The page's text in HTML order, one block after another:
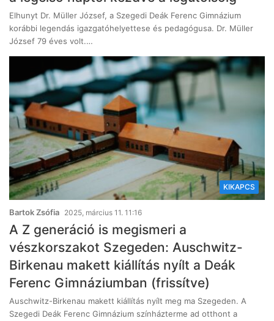
Elhunyt Dr. Müller József, a Szegedi Deák Ferenc Gimnázium
korábbi legendás igazgatóhelyettese és pedagógusa. Dr. Müller
József 79 éves volt.…
KIKAPCS
Bartok Zsófia 2025, március 11. 11:16
A Z generáció is megismeri a
vészkorszakot Szegeden: Auschwitz-
Birkenau makett kiállítás nyílt a Deák
Ferenc Gimnáziumban (frissítve)
Auschwitz-Birkenau makett kiállítás nyílt meg ma Szegeden. A
Szegedi Deák Ferenc Gimnázium színházterme ad otthont a